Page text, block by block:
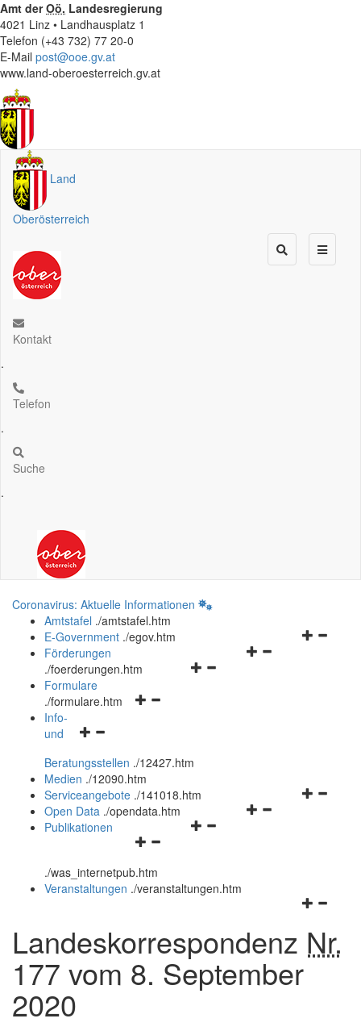
Amt derOö. Landesregierung
4021 Linz • Landhausplatz 1
Telefon (+43 732) 77 20-0
E-Mail post@ooe.gv.at
www.land-oberoesterreich.gv.at
Land
Oberösterreich
Kontakt
.
Telefon
.
Suche
.
Coronavirus: Aktuelle Informationen
Amtstafel ./amtstafel.htm
Navigationsmenü
E-Government ./egov.htm
Navigationsmenü
Förderungen
./foerderungen.htm
Navigationsmenü
Formulare
./formulare.htm
Navigationsmenü
und
schließen
Info-
und
Beratungsstellen ./12427.htm
Medien ./12090.htm
Navigationsmenü
Serviceangebote ./141018.htm
Navigationsmenü
Open Data ./opendata.htm
Navigationsmenü
und
schließen
Publikationen
./was_internetpub.htm
und
schließen
Veranstaltungen ./veranstaltungen.htm
Landeskorrespondenz Nr.
177 vom 8. September
2020